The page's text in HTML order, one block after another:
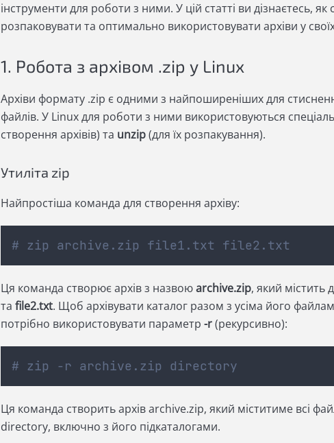
інструменти для роботи з ними. У цій статті ви дізнаєтесь,
розпаковувати та оптимально використовувати архіви у
1. Робота з архівом .zip у Linux
Архіви формату .zip є одними з найпоширеніших для
файлів. У Linux для роботи з ними використовуються
створення архівів) та unzip(для їх розпакування).
Утиліта zip
Найпростіша команда для створення архіву:
# zip archive.zip file1.txt file2.txt
Ця команда створює архів з назвоюarchive.zip, який містить
та file2.txt. Щоб архівувати каталог разом з усіма його
потрібно використовувати параметр -r(рекурсивно):
# zip -r archive.zip directory
Ця команда створить архів archive.zip, який міститиме всі
directory, включно з його підкаталогами.